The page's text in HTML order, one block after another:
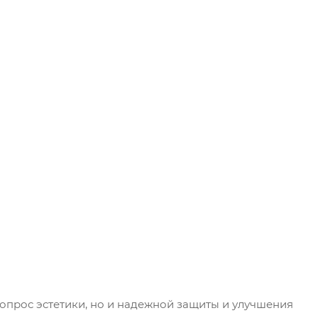
эстетики, но и надежной защиты и улучшения